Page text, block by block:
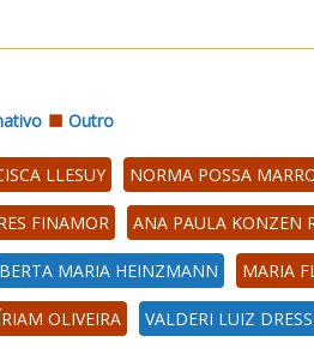
Outro
LLESUY NORMA POSSA
FINAMOR ANA PAULA KONZEN
BERTA MARIA HEINZMANN MARIA
OLIVEIRA VALDERI LUIZ